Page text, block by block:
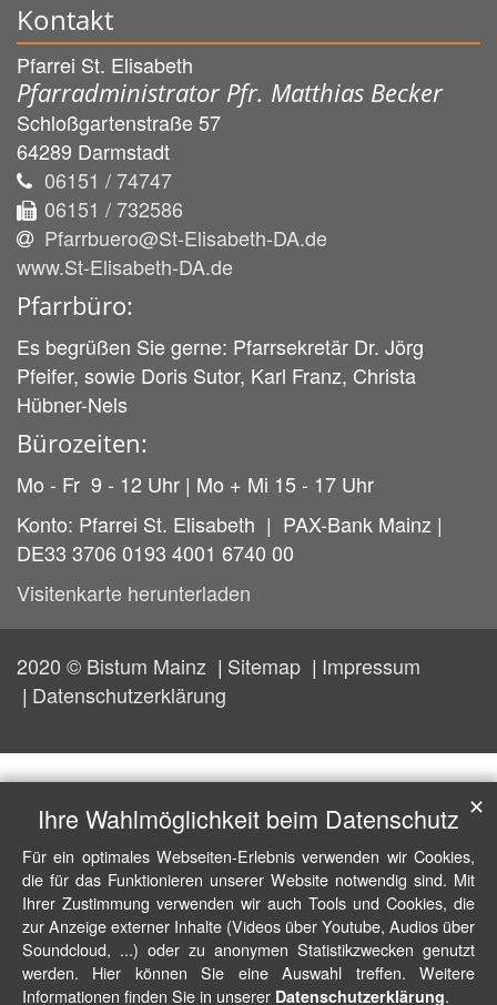
Kontakt
Pfarrei St. Elisabeth
Pfarradministrator Pfr. Matthias Becker
Schloßgartenstraße 57
64289 Darmstadt
06151 / 74747
06151 / 732586
Pfarrbuero@St-Elisabeth-DA.de
www.St-Elisabeth-DA.de
Pfarrbüro:
Es begrüßen Sie gerne: Pfarrsekretär Dr. Jörg
Pfeifer, sowie Doris Sutor, Karl Franz, Christa
Hübner-Nels
Bürozeiten:
Mo - Fr 9 - 12 Uhr | Mo + Mi 15 - 17 Uhr
Konto: Pfarrei St. Elisabeth | PAX-Bank Mainz |
DE33 3706 0193 4001 6740 00
Visitenkarte herunterladen
2020 © Bistum Mainz Sitemap
Impressum
Datenschutzerklärung
Ihre Wahlmöglichkeit beim Datenschutz
Für ein optimales Webseiten-Erlebnis verwenden wir Cookies,
die für das Funktionieren unserer Website notwendig sind. Mit
Ihrer Zustimmung verwenden wir auch Tools und Cookies, die
zur Anzeige externer Inhalte (Videos über Youtube, Audios über
Soundcloud, ...) oder zu anonymen Statistikzwecken genutzt
werden. Hier können Sie eine Auswahl treffen. Weitere
Informationen finden Sie in unserer Datenschutzerklärung.
✕